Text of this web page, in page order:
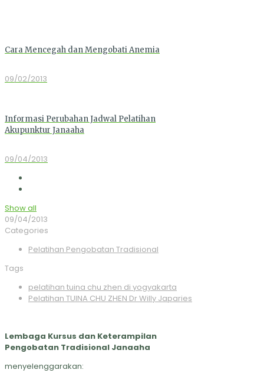
Cara Mencegah dan Mengobati Anemia
09/02/2013
Informasi Perubahan Jadwal Pelatihan
Akupunktur Janaaha
09/04/2013
Show all
09/04/2013
Categories
Pelatihan Pengobatan Tradisional
Tags
pelatihan tuina chu zhen di yogyakarta
Pelatihan TUINA CHU ZHEN Dr Willy Japaries
Lembaga Kursus dan Keterampilan
Pengobatan Tradisional Janaaha
menyelenggarakan: